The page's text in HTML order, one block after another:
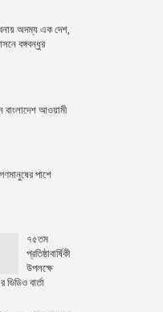
অদম্য এক দেশ,
বঙ্গবন্ধুর
বাংলাদেশ আওয়ামী
গণমানুষের পাশে
৭৫তম
প্রতিষ্ঠাবার্ষিকী
উপলক্ষে
বার্তা